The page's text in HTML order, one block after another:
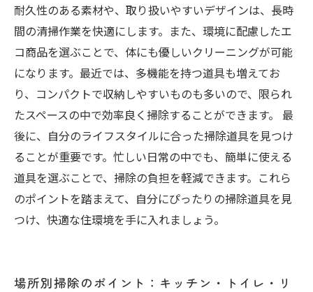
耐久性のある素材や、取り扱いやすいデザインは、長時
間の清掃作業を快適にします。また、環境に配慮したエ
コ商品を選ぶことで、体にも優しいクリーニングが可能
になります。最近では、多機能を持つ道具も増えてお
り、コンパクトで収納しやすいものも多いので、限られ
たスペースの中で効率良く掃除することができます。 最
後に、自分のライフスタイルに合った掃除道具を見つけ
ることが重要です。忙しい日常の中でも、簡単に使える
道具を選ぶことで、掃除の負担を軽減できます。これら
のポイントを踏まえて、自分にぴったりの掃除道具を見
つけ、快適な住環境を手に入れましょう。
場所別掃除のポイント：キッチン・トイレ・リ